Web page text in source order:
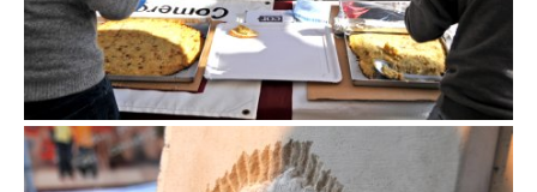
Fira de la col de la Roca del Vallès